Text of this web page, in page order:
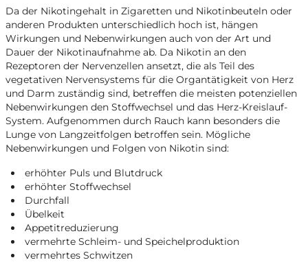
Da der Nikotingehalt in Zigaretten und Nikotinbeuteln oder
anderen Produkten unterschiedlich hoch ist, hängen
Wirkungen und Nebenwirkungen auch von der Art und
Dauer der Nikotinaufnahme ab. Da Nikotin an den
Rezeptoren der Nervenzellen ansetzt, die als Teil des
vegetativen Nervensystems für die Organtätigkeit von Herz
und Darm zuständig sind, betreffen die meisten potenziellen
Nebenwirkungen den Stoffwechsel und das Herz-Kreislauf-
System. Aufgenommen durch Rauch kann besonders die
Lunge von Langzeitfolgen betroffen sein. Mögliche
Nebenwirkungen und Folgen von Nikotin sind:
erhöhter Puls und Blutdruck
erhöhter Stoffwechsel
Durchfall
Übelkeit
Appetitreduzierung
vermehrte Schleim- und Speichelproduktion
vermehrtes Schwitzen